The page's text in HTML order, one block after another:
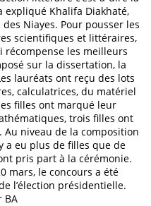
expliqué Khalifa Diakhaté,
Niayes. Pour pousser les
scientifiques et littéraires,
récompense les meilleurs
sur la dissertation, la
lauréats ont reçu des lots
calculatrices, du matériel
filles ont marqué leur
trois filles ont
niveau de la composition
eu plus de filles que de
pris part à la cérémonie.
mars, le concours a été
l’élection présidentielle.
BA